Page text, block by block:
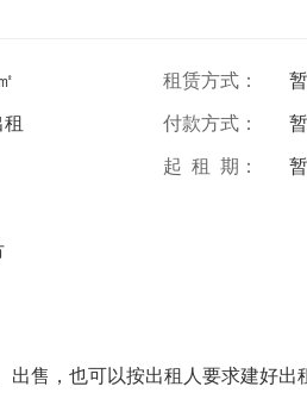
租赁方式：
付款方式：
起 租 期：
出售，也可以按出租人要求建好出